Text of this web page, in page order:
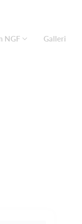
NGF Galleri